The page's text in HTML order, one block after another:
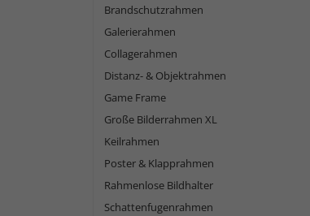
Brandschutzrahmen
Galerierahmen
Collagerahmen
Distanz- & Objektrahmen
Game Frame
Große Bilderrahmen XL
Keilrahmen
Poster & Klapprahmen
Rahmenlose Bildhalter
Schattenfugenrahmen